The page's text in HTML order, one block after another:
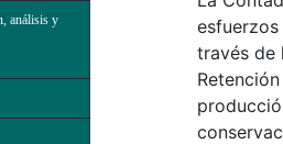
análisis y
través de